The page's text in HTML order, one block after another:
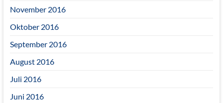
November 2016
Oktober 2016
September 2016
August 2016
Juli 2016
Juni 2016